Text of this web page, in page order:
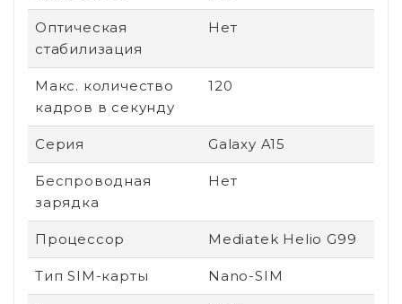
Оптическая
стабилизация
Нет
Макс. количество
кадров в секунду
120
Серия Galaxy A15
Беспроводная
зарядка
Нет
Процессор Mediatek Helio G99
Тип SIM-карты Nano-SIM